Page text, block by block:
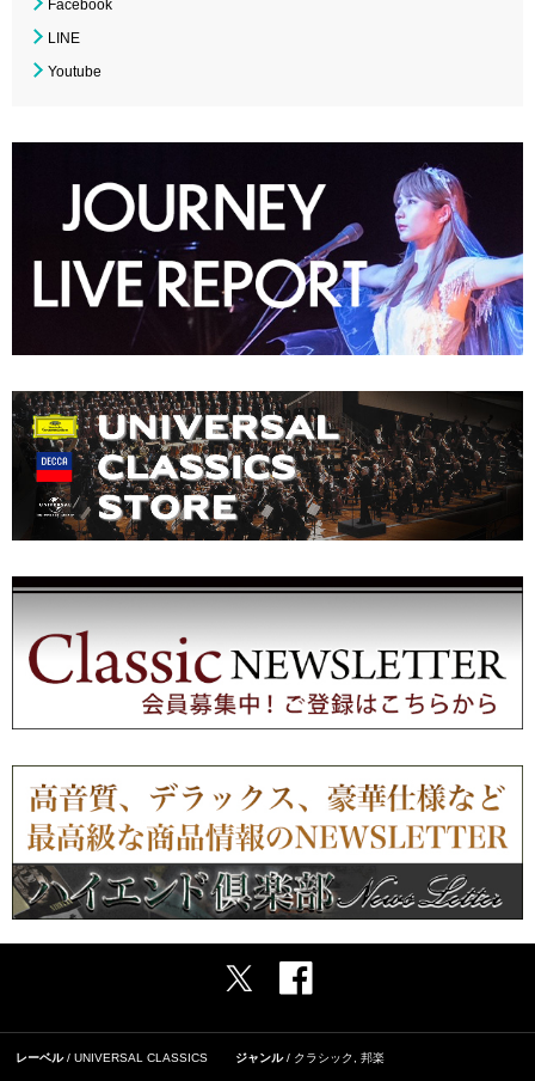
Facebook
LINE
Youtube
レーベル UNIVERSAL CLASSICS ジャンル クラシック 邦楽